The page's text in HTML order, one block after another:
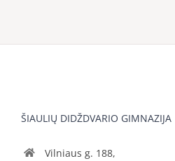
ŠIAULIŲ DIDŽDVARIO GIMNAZIJA
Vilniaus g. 188,